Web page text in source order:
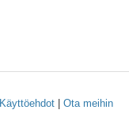
Käyttöehdot| Ota meihin